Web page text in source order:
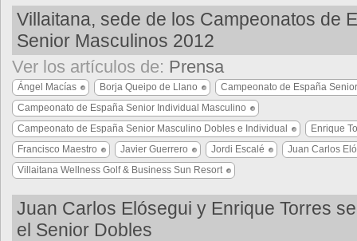
Villaitana, sede de los Campeonatos de
Senior Masculinos 2012
Ver los artículos de: Prensa
Ángel Macías Borja Queipo de Llano
Campeonato de España
Campeonato de España Senior Individual Masculino
Campeonato de España Senior Masculino Dobles e Individual
Enrique
Francisco Maestro
Javier Guerrero Jordi Escalé
Juan Carlos
Villaitana Wellness Golf & Business Sun Resort
Juan Carlos Elósegui y Enrique Torres
el Senior Dobles